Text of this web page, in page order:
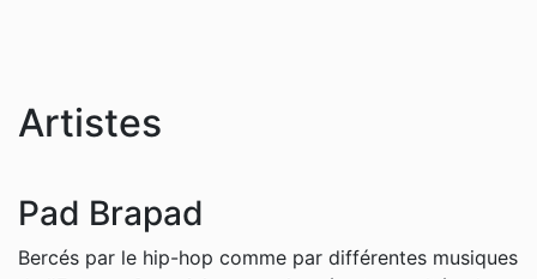
Artistes
Pad Brapad
Bercés par le hip-hop comme par différentes musiques